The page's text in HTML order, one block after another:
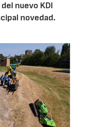
nuevo KDI
novedad.